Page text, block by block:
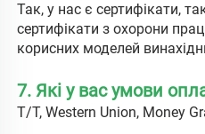
Так, у нас є сертифікати,
сертифікати з охорони
7. Які у вас умови
T/T, Western Union, Money